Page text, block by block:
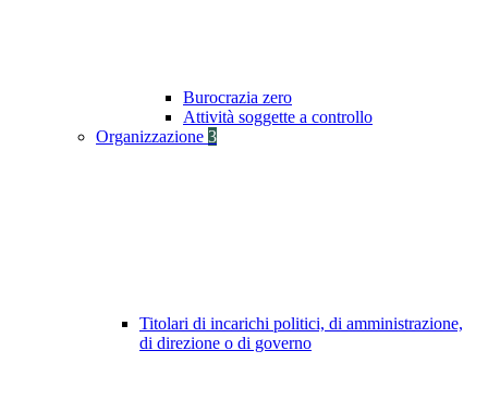
Burocrazia zero
Attività soggette a controllo
Organizzazione 3
Titolari di incarichi politici, di amministrazione,
di direzione o di governo